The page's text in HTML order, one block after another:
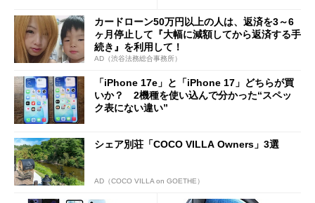
カードローン50万円以上の人は、返済を3～6
ヶ月停止して『大幅に減額してから返済する手
続き』を利用して！
AD（渋谷法務総合事務所）
「iPhone 17e」と「iPhone 17」どちらが買
いか？ 2機種を使い込んで分かった“スペッ
ク表にない違い”
シェア別荘「COCO VILLA Owners」3選
AD（COCO VILLA on GOETHE）